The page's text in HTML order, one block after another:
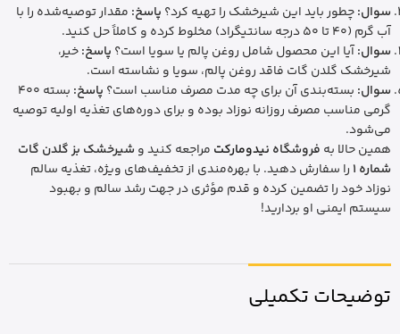
سوال:چطور باید این شیرخشک را تهیه کرد؟ پاسخ: مقدار توصیه‌شده را با
آب گرم (40 تا 50 درجه سانتیگراد) مخلوط کرده و کاملاً حل کنید.
سوال:آیا این محصول شامل روغن پالم یا سویا است؟ پاسخ:خیر،
شیرخشک گلدن گات فاقد روغن پالم، سویا و نشاسته است.
سوال: بسته‌بندی آن برای چه مدت مصرف مناسب است؟ پاسخ:
بسته 400
گرمی مناسب مصرف روزانه نوزاد بوده و برای دوره‌های تغذیه اولیه توصیه
می‌شود.
همین حالا به فروشگاه نیدومارکت مراجعه کنید و شیرخشک بز گلدن گات
شماره 1 را سفارش دهید. با بهره‌مندی از تخفیف‌های ویژه، تغذیه سالم
نوزاد خود را تضمین کرده و قدم مؤثری در جهت رشد سالم و بهبود
سیستم ایمنی او بردارید!
توضیحات تکمیلی